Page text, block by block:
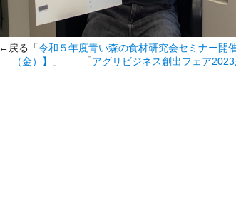
←戻る「令和５年度青い森の食材研究会セミナー開
（金）】
」 「アグリビジネス創出フェア